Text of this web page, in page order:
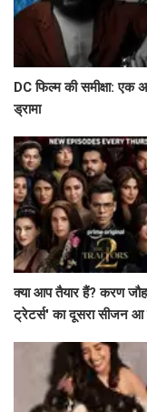
DC फिल्म की समीक्षा: एक
ड्रामा
क्या आप तैयार हैं? करण
ट्रेटर्स' का दूसरा सीजन आ